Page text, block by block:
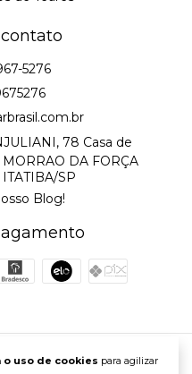
o uso de cookies para agilizar
5276
78 Casa de
DA FORÇA
ITATIBA/SP
Blog!
Tear Brasil